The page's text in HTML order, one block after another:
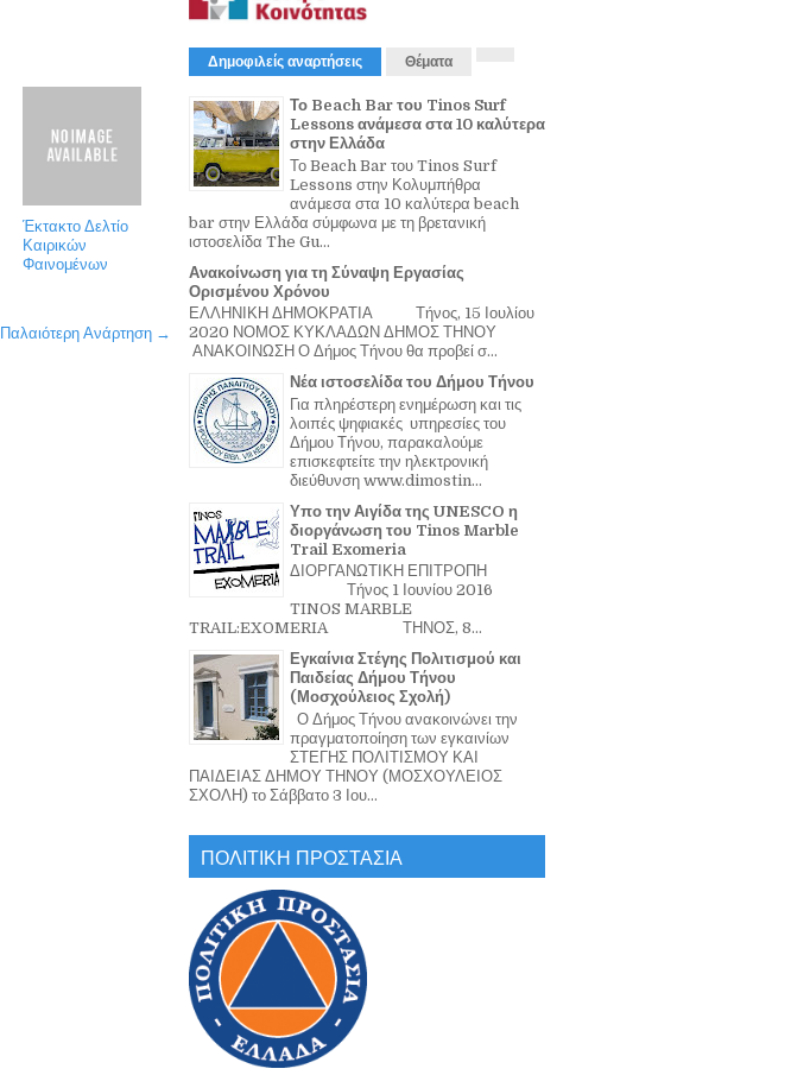
Έκτακτο Δελτίο
Καιρικών
Φαινομένων
Παλαιότερη Ανάρτηση →
Δημοφιλείς αναρτήσεις Θέματα
Το Beach Bar του Tinos Surf
Lessons ανάμεσα στα 10 καλύτερα
στην Ελλάδα
Το Beach Bar του Tinos Surf
Lessons στην Κολυμπήθρα
ανάμεσα στα 10 καλύτερα beach
bar στην Ελλάδα σύμφωνα με τη βρετανική
ιστοσελίδα The Gu...
Ανακοίνωση για τη Σύναψη Εργασίας
Ορισμένου Χρόνου
ΕΛΛΗΝΙΚΗ ΔΗΜΟΚΡΑΤΙΑ Τήνος, 15 Ιουλίου
2020 ΝΟΜΟΣ ΚΥΚΛΑΔΩΝ ΔΗΜΟΣ ΤΗΝΟΥ
ΑΝΑΚΟΙΝΩΣΗ Ο Δήμος Τήνου θα προβεί σ...
Νέα ιστοσελίδα του Δήμου Τήνου
Για πληρέστερη ενημέρωση και τις
λοιπές ψηφιακές υπηρεσίες του
Δήμου Τήνου, παρακαλούμε
επισκεφτείτε την ηλεκτρονική
διεύθυνση www.dimostin...
Υπο την Αιγίδα της UNESCO η
διοργάνωση του Tinos Marble
Trail Exomeria
ΔΙΟΡΓΑΝΩΤΙΚΗ ΕΠΙΤΡΟΠΗ
Τήνος 1 Ιουνίου 2016
TINOS MARBLE
TRAIL:EXOMERIA ΤΗΝΟΣ, 8...
Εγκαίνια Στέγης Πολιτισμού και
Παιδείας Δήμου Τήνου
(Μοσχούλειος Σχολή)
Ο Δήμος Τήνου ανακοινώνει την
πραγματοποίηση των εγκαινίων
ΣΤΕΓΗΣ ΠΟΛΙΤΙΣΜΟΥ ΚΑΙ
ΠΑΙΔΕΙΑΣ ΔΗΜΟΥ ΤΗΝΟΥ (ΜΟΣΧΟΥΛΕΙΟΣ
ΣΧΟΛΗ) το Σάββατο 3 Ιου...
ΠΟΛΙΤΙΚΗ ΠΡΟΣΤΑΣΙΑ